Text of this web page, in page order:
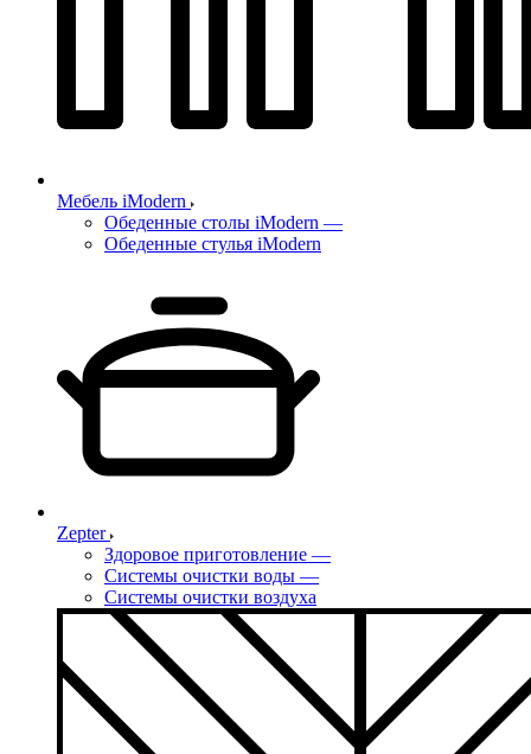
Мебель iModern
Обеденные столы iModern —
Обеденные стулья iModern
Zepter
Здоровое приготовление —
Системы очистки воды —
Системы очистки воздуха